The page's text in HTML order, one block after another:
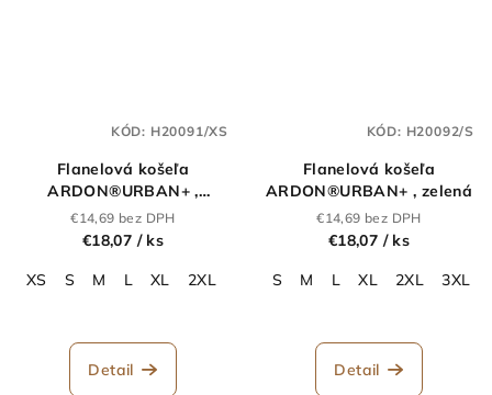
Flanelová košeľa
ARDON®URBAN+ ,
tm.modrá
€14,69 bez DPH
€18,07 / ks
XS
S M L XL 2XL 4XL 5XL
Detail
KÓD: H20091/XS
Flanelová košeľa
ARDON®URBAN+ , zelená
€14,69 bez DPH
€18,07 / ks
S
M L XL 2XL 3XL
Detail
KÓD: H20092/S